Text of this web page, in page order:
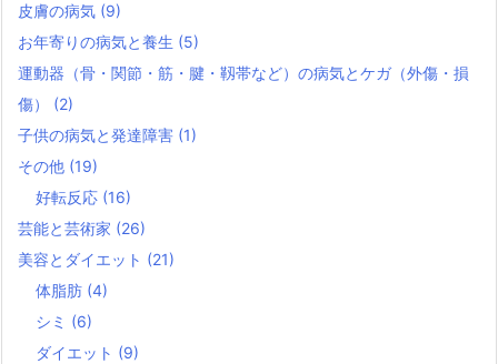
皮膚の病気 (9)
お年寄りの病気と養生 (5)
運動器（骨・関節・筋・腱・靱帯など）の病気とケガ（外傷・損
傷） (2)
子供の病気と発達障害 (1)
その他 (19)
好転反応 (16)
芸能と芸術家 (26)
美容とダイエット (21)
体脂肪 (4)
シミ (6)
ダイエット (9)